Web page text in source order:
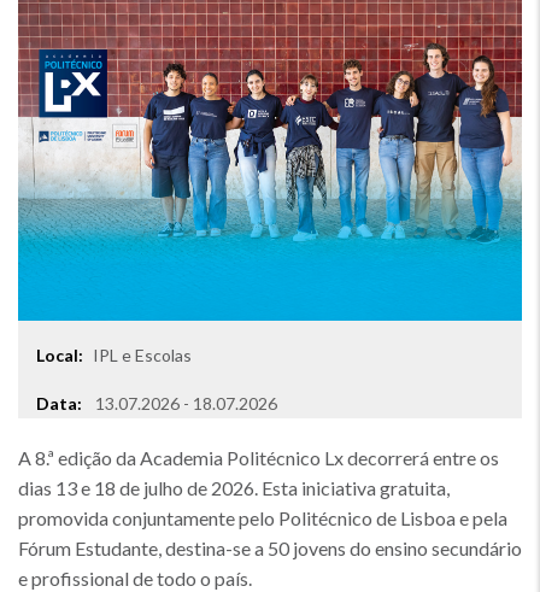
Local:
Local
IPL e Escolas
Data: 13.07.2026 - 18.07.2026
A 8.ª edição da Academia Politécnico Lx decorrerá entre os
dias 13 e 18 de julho de 2026. Esta iniciativa gratuita,
promovida conjuntamente pelo Politécnico de Lisboa e pela
Fórum Estudante, destina-se a 50 jovens do ensino secundário
e profissional de todo o país.